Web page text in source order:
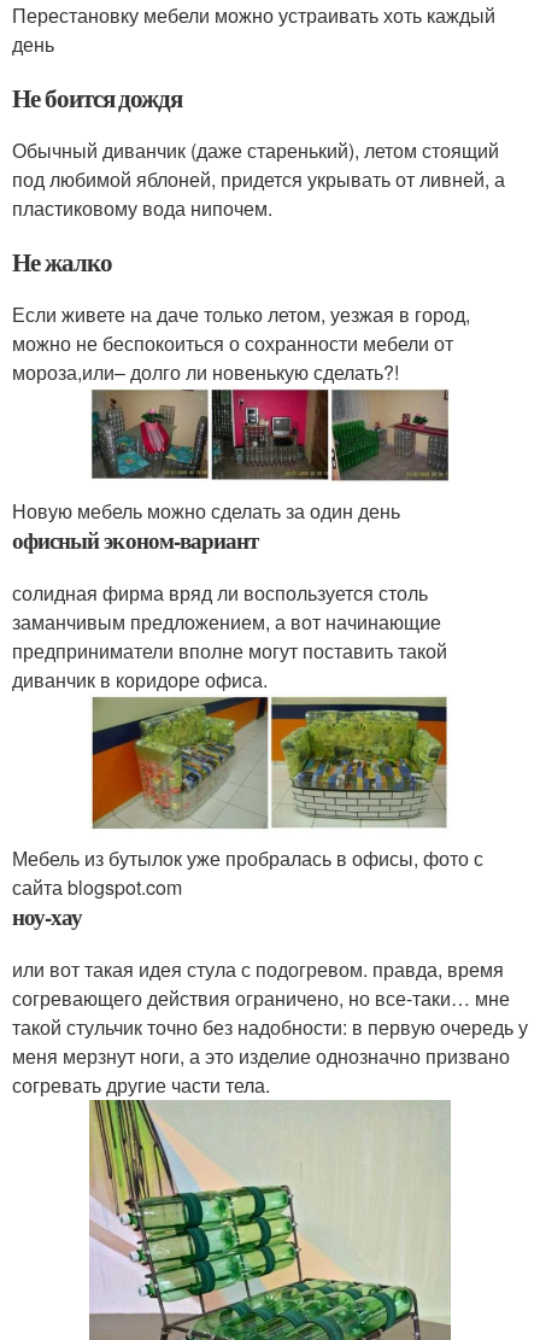
Перестановку мебели можно устраивать хоть каждый
день
Не боится дождя
Обычный диванчик (даже старенький), летом стоящий
под любимой яблоней, придется укрывать от ливней, а
пластиковому вода нипочем.
Не жалко
Если живете на даче только летом, уезжая в город,
можно не беспокоиться о сохранности мебели от
мороза,или– долго ли новенькую сделать?!
Новую мебель можно сделать за один день
офисный эконом-вариант
солидная фирма вряд ли воспользуется столь
заманчивым предложением, а вот начинающие
предприниматели вполне могут поставить такой
диванчик в коридоре офиса.
Мебель из бутылок уже пробралась в офисы, фото с
сайта blogspot.com
ноу-хау
или вот такая идея стула с подогревом. правда, время
согревающего действия ограничено, но все-таки… мне
такой стульчик точно без надобности: в первую очередь у
меня мерзнут ноги, а это изделие однозначно призвано
согревать другие части тела.